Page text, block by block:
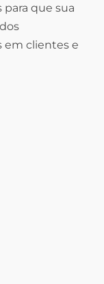
para que sua
em clientes e